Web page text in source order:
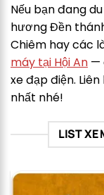
Nếu bạn đang
hương Đền
Chiêm hay các
máy tại Hội An —
xe đạp điện.
nhất nhé!
LIST XE